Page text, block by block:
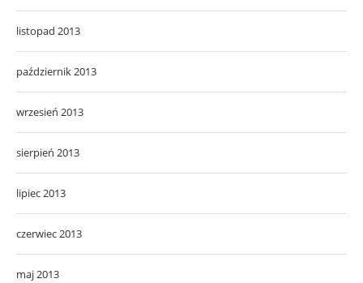
listopad 2013
październik 2013
wrzesień 2013
sierpień 2013
lipiec 2013
czerwiec 2013
maj 2013